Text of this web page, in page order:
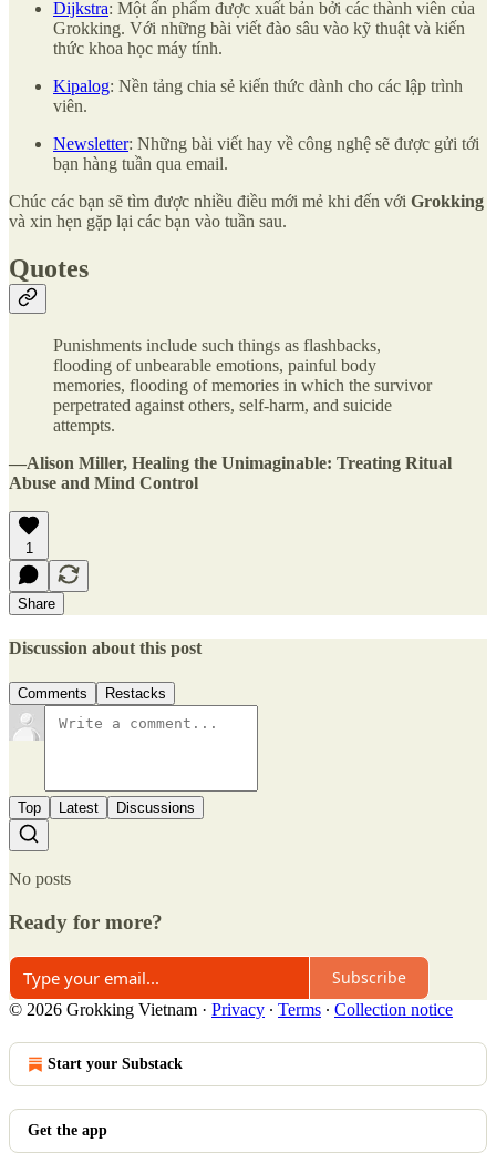
Dijkstra: Một ấn phẩm được xuất bản bởi các thành viên của
Grokking. Với những bài viết đào sâu vào kỹ thuật và kiến
thức khoa học máy tính.
Kipalog: Nền tảng chia sẻ kiến thức dành cho các lập trình
viên.
Newsletter: Những bài viết hay về công nghệ sẽ được gửi tới
bạn hàng tuần qua email.
Chúc các bạn sẽ tìm được nhiều điều mới mẻ khi đến với Grokking
và xin hẹn gặp lại các bạn vào tuần sau.
Quotes
Punishments include such things as flashbacks,
flooding of unbearable emotions, painful body
memories, flooding of memories in which the survivor
perpetrated against others, self-harm, and suicide
attempts.
―Alison Miller, Healing the Unimaginable: Treating Ritual
Abuse and Mind Control
1
Share
Discussion about this post
Comments Restacks
Top Latest Discussions
No posts
Ready for more?
Subscribe
© 2026 Grokking Vietnam · Privacy ∙ Terms ∙ Collection notice
Start your Substack
Get the app